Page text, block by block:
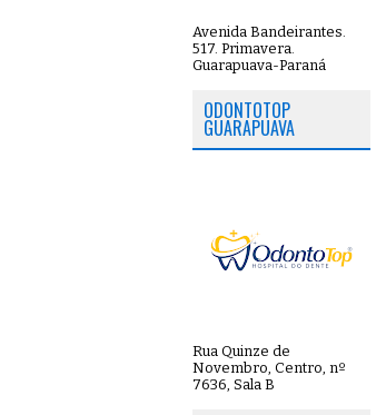
Avenida Bandeirantes.
517. Primavera.
Guarapuava-Paraná
ODONTOTOP
GUARAPUAVA
Rua Quinze de
Novembro, Centro, nº
7636, Sala B